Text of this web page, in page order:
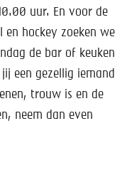
uur. En voor de
en hockey zoeken we
de bar of keuken
een gezellig iemand
trouw is en de
neem dan even